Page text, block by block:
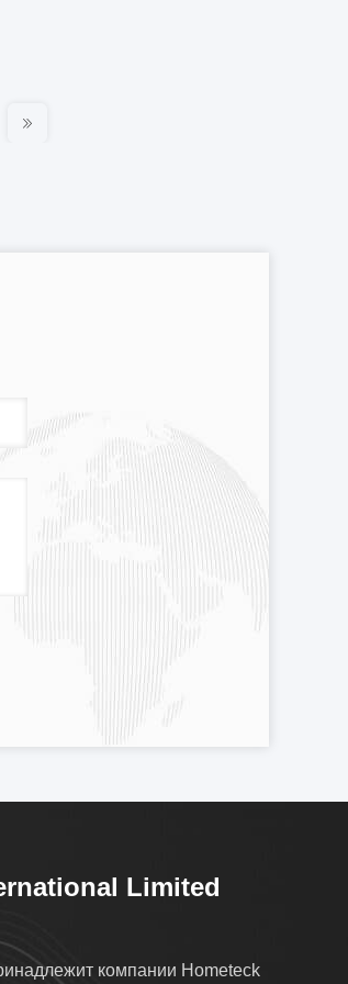
Limited
компании Hometeck